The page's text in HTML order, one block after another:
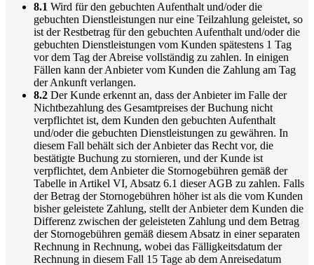
8.1 Wird für den gebuchten Aufenthalt und/oder die
gebuchten Dienstleistungen nur eine Teilzahlung geleistet, so
ist der Restbetrag für den gebuchten Aufenthalt und/oder die
gebuchten Dienstleistungen vom Kunden spätestens 1 Tag
vor dem Tag der Abreise vollständig zu zahlen. In einigen
Fällen kann der Anbieter vom Kunden die Zahlung am Tag
der Ankunft verlangen.
8.2 Der Kunde erkennt an, dass der Anbieter im Falle der
Nichtbezahlung des Gesamtpreises der Buchung nicht
verpflichtet ist, dem Kunden den gebuchten Aufenthalt
und/oder die gebuchten Dienstleistungen zu gewähren. In
diesem Fall behält sich der Anbieter das Recht vor, die
bestätigte Buchung zu stornieren, und der Kunde ist
verpflichtet, dem Anbieter die Stornogebühren gemäß der
Tabelle in Artikel VI, Absatz 6.1 dieser AGB zu zahlen. Falls
der Betrag der Stornogebühren höher ist als die vom Kunden
bisher geleistete Zahlung, stellt der Anbieter dem Kunden die
Differenz zwischen der geleisteten Zahlung und dem Betrag
der Stornogebühren gemäß diesem Absatz in einer separaten
Rechnung in Rechnung, wobei das Fälligkeitsdatum der
Rechnung in diesem Fall 15 Tage ab dem Anreisedatum